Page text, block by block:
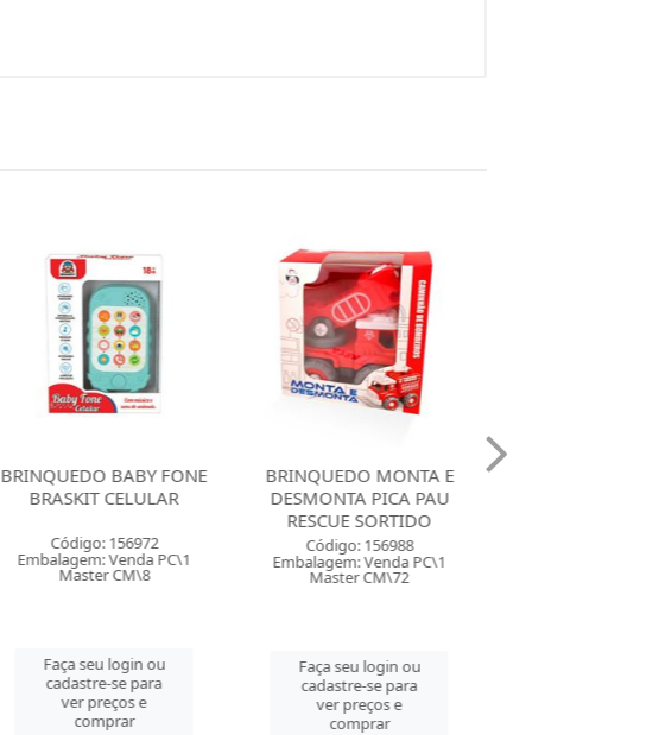
BRINQUEDO BABY FONE
BRASKIT CELULAR
Código: 156972
Embalagem: Venda PC\1
Master CM\8
Faça seu login ou
cadastre-se para
ver preços e
comprar
BRINQUEDO MONTA E
DESMONTA PICA PAU
RESCUE SORTIDO
Código: 156988
Embalagem: Venda PC\1
Master CM\72
Faça seu login ou
cadastre-se para
ver preços e
comprar